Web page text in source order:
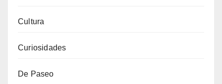
Cultura
Curiosidades
De Paseo